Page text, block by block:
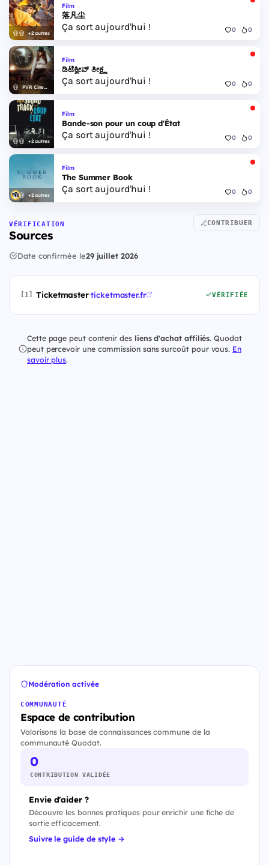
+2 autres
Film
落凡尘
Ça sort aujourd'hui ! 0 0
PVR Cinemas
Film
ಡಿಟೆಕ್ವೀವ್ ತೀಕ್ಷ್ಣ
Ça sort aujourd'hui ! 0 0
+2 autres
Film
Bande-son pour un coup d'État
Ça sort aujourd'hui ! 0 0
+2 autres
Film
The Summer Book
Ça sort aujourd'hui ! 0 0
VÉRIFICATION
Sources
CONTRIBUER
Date confirmée le29 juillet 2026
[1] Ticketmaster·ticketmaster.fr VÉRIFIÉE
Cette page peut contenir des liens d'achat affiliés. Quodat
peut percevoir une commission sans surcoût pour vous. En
savoir plus.
Modération activée
COMMUNAUTÉ
Espace de contribution
Valorisons la base de connaissances commune de la
communauté Quodat.
0
CONTRIBUTION VALIDÉE
Envie d'aider ?
Découvre les bonnes pratiques pour enrichir une fiche de
sortie efficacement.
Suivre le guide de style →